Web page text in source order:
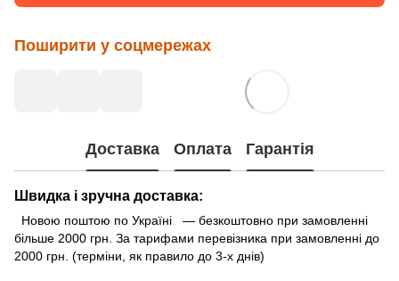
Поширити у соцмережах
Доставка Оплата Гарантія
Швидка і зручна доставка:
Новою поштою по Україні — безкоштовно при замовленні
більше 2000 грн. За тарифами перевізника при замовленні до
2000 грн. (терміни, як правило до 3-х днів)